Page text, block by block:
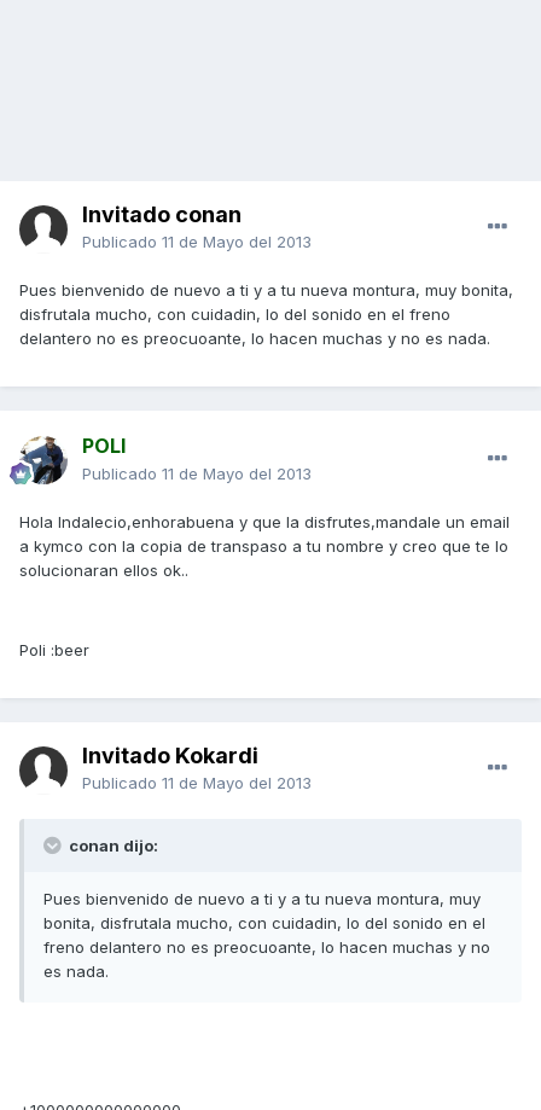
Invitado conan
Publicado 11 de Mayo del 2013
Pues bienvenido de nuevo a ti y a tu nueva montura, muy bonita,
disfrutala mucho, con cuidadin, lo del sonido en el freno
delantero no es preocuoante, lo hacen muchas y no es nada.
POLI
Publicado 11 de Mayo del 2013
Hola Indalecio,enhorabuena y que la disfrutes,mandale un email
a kymco con la copia de transpaso a tu nombre y creo que te lo
solucionaran ellos ok..
Poli :beer
Invitado Kokardi
Publicado 11 de Mayo del 2013
conan dijo:
Pues bienvenido de nuevo a ti y a tu nueva montura, muy
bonita, disfrutala mucho, con cuidadin, lo del sonido en el
freno delantero no es preocuoante, lo hacen muchas y no
es nada.